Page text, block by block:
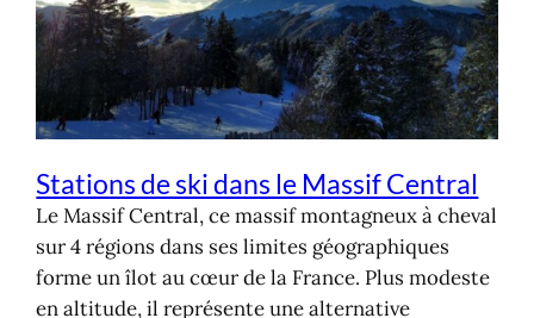
Stations de ski dans le Massif Central
Le Massif Central, ce massif montagneux à cheval
sur 4 régions dans ses limites géographiques
forme un îlot au cœur de la France. Plus modeste
en altitude, il représente une alternative